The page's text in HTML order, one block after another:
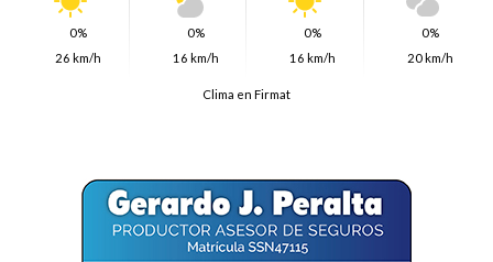
0%
26 km/h
0%
16 km/h
0%
16 km/h
0%
20 km/h
Clima en Firmat